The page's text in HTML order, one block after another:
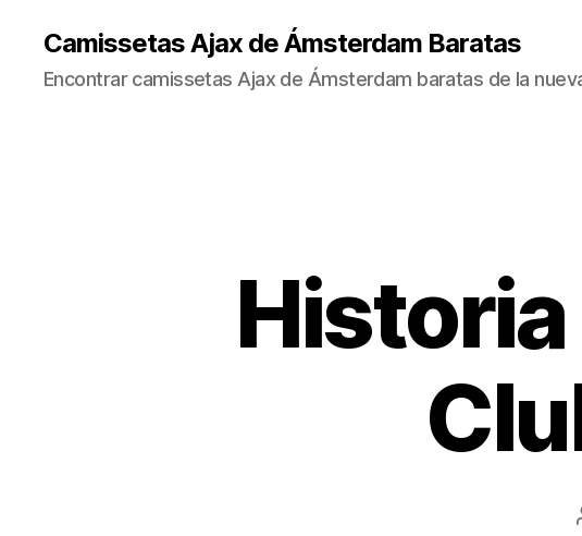
Camissetas Ajax de Ámsterdam Baratas
Encontrar camissetas Ajax de Ámsterdam baratas de la
Historia